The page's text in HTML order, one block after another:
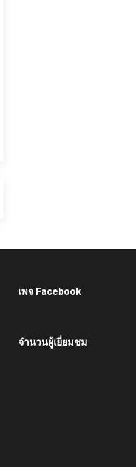
เพจ Facebook
จำนวนผู้เยี่ยมชม